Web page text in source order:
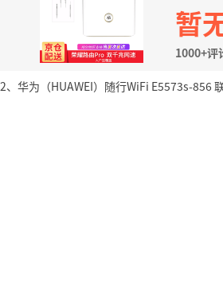
暂
1000+评
2、华为（HUAWEI）随行WiFi E5573s-856